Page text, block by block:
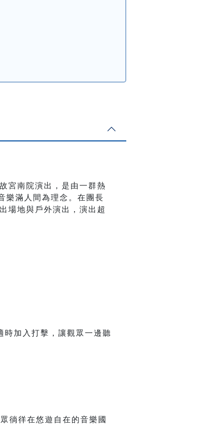
宮南院演出，是由一群熱
樂滿人間為理念。在團長
場地與戶外演出，演出超
加入打擊，讓觀眾一邊聽
徜徉在悠遊自在的音樂國